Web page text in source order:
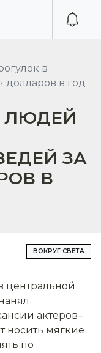
в
долларов в год
ЛЮДЕЙ
ЗА
В
ВОКРУГ СВЕТА
центральной
актеров–
носить мягкие
по